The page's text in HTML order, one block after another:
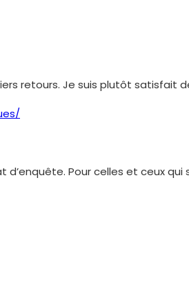
retours. Je suis plutôt satisfait
d’enquête. Pour celles et